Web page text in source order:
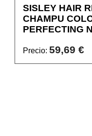
SISLEY HAIR
CHAMPU
PERFECTING
Precio: 59,69 €